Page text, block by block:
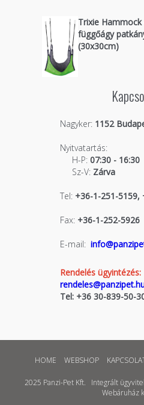
Trixie
függőágy
(30x30cm)
Nagyker:1152
Nyitvatartás:
H-P:07:30 - 16:30
Sz-V:Zárva
Tel:+36-1-251-5159,
Fax:+36-1-252-5926
E-mail:
Rendelés ügyintézés:
Tel: +36 30-839-50-
HOME WEBSHOP
2025 Panzi-Pet Kft.
Integrált
Webáruház